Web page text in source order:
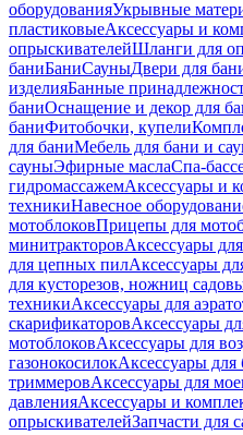
оборудованияУкрывные
пластиковыеАксессуары и
опрыскивателейШланги для
баниБаниСауныДвери для
изделияБанные
баниОснащение и декор для
баниФитобочки, купели
для баниМебель для бани и
сауныЭфирные маслаСпа-
гидромассажемАксессуары и
техникиНавесное
мотоблоковПрицепы для
минитракторовАксессуары
для цепных пилАксессуары
для кусторезов, ножниц
техникиАксессуары для
скарификаторовАксессуары
мотоблоковАксессуары для
газонокосилокАксессуары для
триммеровАксессуары для
давленияАксессуары и
опрыскивателейЗапчасти для